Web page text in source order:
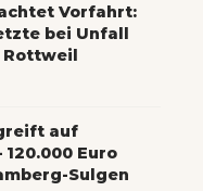
Vorfahrt:
bei Unfall
Rottweil
auf
Euro
Sulgen